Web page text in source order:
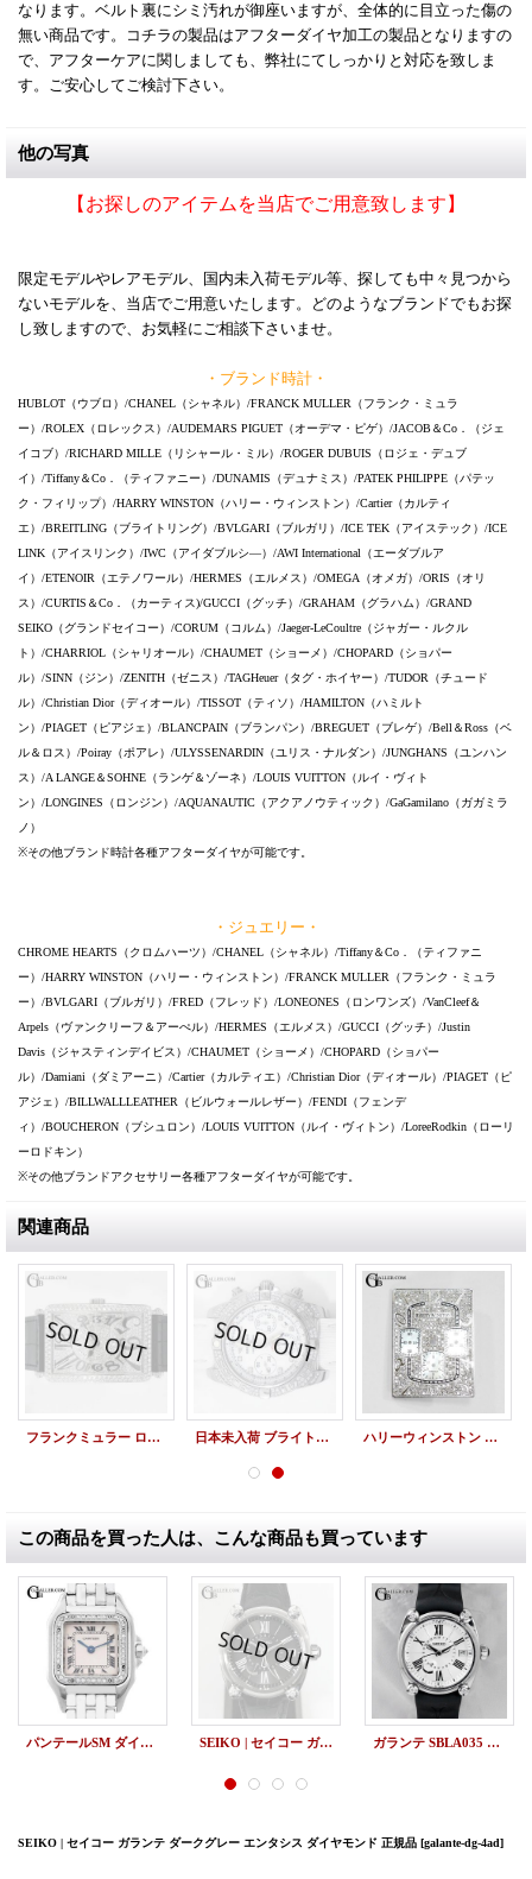
なります。ベルト裏にシミ汚れが御座いますが、全体的に目立った傷の
無い商品です。コチラの製品はアフターダイヤ加工の製品となりますの
で、アフターケアに関しましても、弊社にてしっかりと対応を致しま
す。ご安心してご検討下さい。
他の写真
【お探しのアイテムを当店でご用意致します】
限定モデルやレアモデル、国内未入荷モデル等、探しても中々見つから
ないモデルを、当店でご用意いたします。どのようなブランドでもお探
し致しますので、お気軽にご相談下さいませ。
・ブランド時計・
HUBLOT（ウブロ）/CHANEL（シャネル）/FRANCK MULLER（フランク・ミュラ
ー）/ROLEX（ロレックス）/AUDEMARS PIGUET（オーデマ・ピゲ）/JACOB＆Co．（ジェ
イコブ）/RICHARD MILLE（リシャール・ミル）/ROGER DUBUIS（ロジェ・デュブ
イ）/Tiffany＆Co．（ティファニー）/DUNAMIS（デュナミス）/PATEK PHILIPPE（パテッ
ク・フィリップ）/HARRY WINSTON（ハリー・ウィンストン）/Cartier（カルティ
エ）/BREITLING（ブライトリング）/BVLGARI（ブルガリ）/ICE TEK（アイステック）/ICE
LINK（アイスリンク）/IWC（アイダブルシ―）/AWI International（エーダブルア
イ）/ETENOIR（エテノワール）/HERMES（エルメス）/OMEGA（オメガ）/ORIS（オリ
ス）/CURTIS＆Co．（カーティス)/GUCCI（グッチ）/GRAHAM（グラハム）/GRAND
SEIKO（グランドセイコー）/CORUM（コルム）/Jaeger-LeCoultre（ジャガー・ルクル
ト）/CHARRIOL（シャリオール）/CHAUMET（ショーメ）/CHOPARD（ショパー
ル）/SINN（ジン）/ZENITH（ゼニス）/TAGHeuer（タグ・ホイヤー）/TUDOR（チュード
ル）/Christian Dior（ディオール）/TISSOT（ティソ）/HAMILTON（ハミルト
ン）/PIAGET（ピアジェ）/BLANCPAIN（ブランパン）/BREGUET（ブレゲ）/Bell＆Ross（ベ
ル＆ロス）/Poiray（ポアレ）/ULYSSENARDIN（ユリス・ナルダン）/JUNGHANS（ユンハン
ス）/A LANGE＆SOHNE（ランゲ＆ゾーネ）/LOUIS VUITTON（ルイ・ヴィト
ン）/LONGINES（ロンジン）/AQUANAUTIC（アクアノウティック）/GaGamilano（ガガミラ
ノ）
※その他ブランド時計各種アフターダイヤが可能です。
・ジュエリー・
CHROME HEARTS（クロムハーツ）/CHANEL（シャネル）/Tiffany＆Co．（ティファニ
ー）/HARRY WINSTON（ハリー・ウィンストン）/FRANCK MULLER（フランク・ミュラ
ー）/BVLGARI（ブルガリ）/FRED（フレッド）/LONEONES（ロンワンズ）/VanCleef＆
Arpels（ヴァンクリーフ＆アーぺル）/HERMES（エルメス）/GUCCI（グッチ）/Justin
Davis（ジャスティンデイビス）/CHAUMET（ショーメ）/CHOPARD（ショパー
ル）/Damiani（ダミアーニ）/Cartier（カルティエ）/Christian Dior（ディオール）/PIAGET（ピ
アジェ）/BILLWALLLEATHER（ビルウォールレザー）/FENDI（フェンデ
ィ）/BOUCHERON（ブシュロン）/LOUIS VUITTON（ルイ・ヴィトン）/LoreeRodkin（ローリ
ーロドキン）
※その他ブランドアクセサリー各種アフターダイヤが可能です。
関連商品
フランクミュラー ロングアイランド 1200SC パヴェダイヤ 日本未入荷 ブライトリング クロノマット ダイヤ AB0140AF ハリーウィンストン アヴェニューC クロノ パヴェダイヤモンド文字盤 新品
この商品を買った人は、こんな商品も買っています
パンテールSM ダイヤモンド WG CARTIER 中古 美品 SEIKO | セイコー ガランテ ダークグレー エンタシス ダイヤモンド 正規品 ガランテ SBLA035 SEIKO アフターダイヤ
SEIKO | セイコー ガランテ ダークグレー エンタシス ダイヤモンド 正規品 [galante-dg-4ad]